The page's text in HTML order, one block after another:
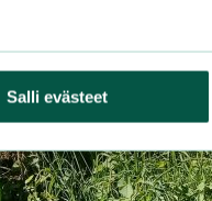
Salli evästeet